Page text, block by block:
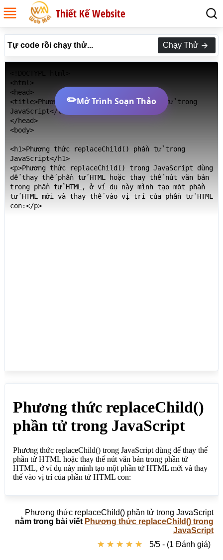
Thiết Kế Website
Tự code rồi chạy thử... Chạy Thử
<html>
<head>
<title>Phương thức replaceChild() phần tử trong
JavaScript</title>
</head>
<body>
<h1>Phương thức replaceChild() phần tử trong
JavaScript</h1>
<p>Phương thức replaceChild() trong JavaScript dùng
để thay thế phần tử HTML hoặc thay thế nút văn bản
trong phần tử HTML, ở ví dụ này mình tạo một phần
tử HTML mới và thay thế vào vị trí của phần tử HTML
con:</p>
phantuli.appendChild(nodevanban);
// Lấy id ulid
const ulid = document.getElementById("ulid");
// Thay thế phần tử li mới tạo vào li đầu tiên
}
</script>
</body>
</html>
✏️Mở Trình Soạn Thảo
Phương thức replaceChild() phần tử trong JavaScript
nằm trong bài viết Phương thức replaceChild() trong
JavaScript
★ ★ ★ ★ ★
★ ★ ★ ★ ★ 5/5 - (1 Đánh giá)